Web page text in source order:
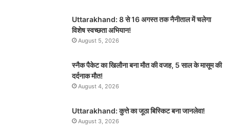
Uttarakhand: 8 से 16 अगस्त तक नैनीताल में चलेगा
विशेष स्वच्छता अभियान!
August 5, 2026
स्नैक पैकेट का खिलौना बना मौत की वजह, 5 साल के मासूम की
दर्दनाक मौत!
August 4, 2026
Uttarakhand: कुत्ते का जूठा बिस्किट बना जानलेवा!
August 3, 2026